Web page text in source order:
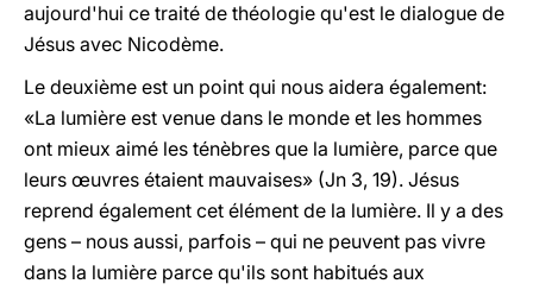
aujourd'hui ce traité de théologie qu'est le dialogue de
Jésus avec Nicodème.
Le deuxième est un point qui nous aidera également:
«La lumière est venue dans le monde et les hommes
ont mieux aimé les ténèbres que la lumière, parce que
leurs œuvres étaient mauvaises» (Jn 3, 19). Jésus
reprend également cet élément de la lumière. Il y a des
gens – nous aussi, parfois – qui ne peuvent pas vivre
dans la lumière parce qu'ils sont habitués aux